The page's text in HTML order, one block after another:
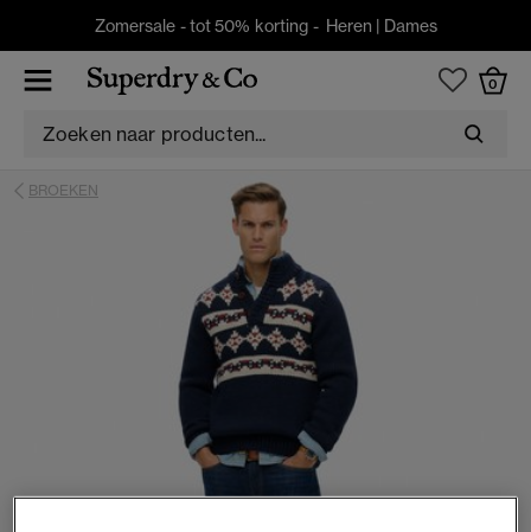
Zomersale - tot 50% korting - Heren | Dames
0
BROEKEN